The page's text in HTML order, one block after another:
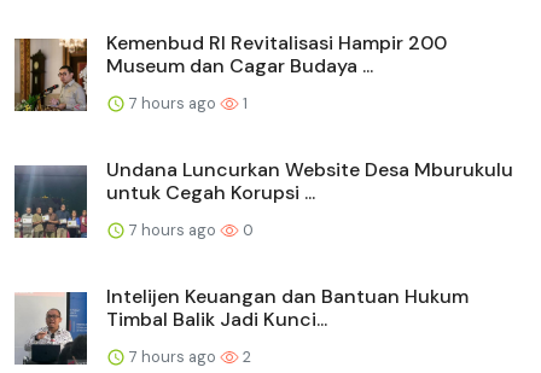
Kemenbud RI Revitalisasi Hampir 200
Museum dan Cagar Budaya ...
7 hours ago 1
Undana Luncurkan Website Desa Mburukulu
untuk Cegah Korupsi ...
7 hours ago 0
Intelijen Keuangan dan Bantuan Hukum
Timbal Balik Jadi Kunci...
7 hours ago 2